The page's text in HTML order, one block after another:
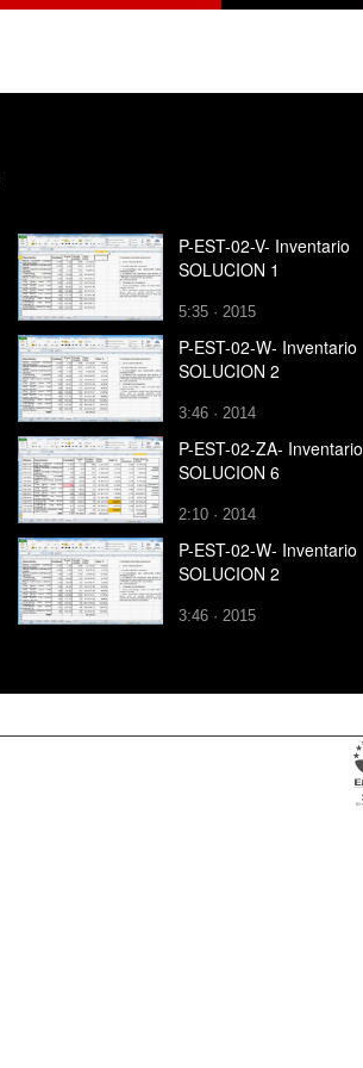
P-EST-02-V- Inventario
SOLUCION 1
5:35 · 2015
P-EST-02-W- Inventario
SOLUCION 2
3:46 · 2014
P-EST-02-ZA- Inventario
SOLUCION 6
2:10 · 2014
P-EST-02-W- Inventario
SOLUCION 2
3:46 · 2015